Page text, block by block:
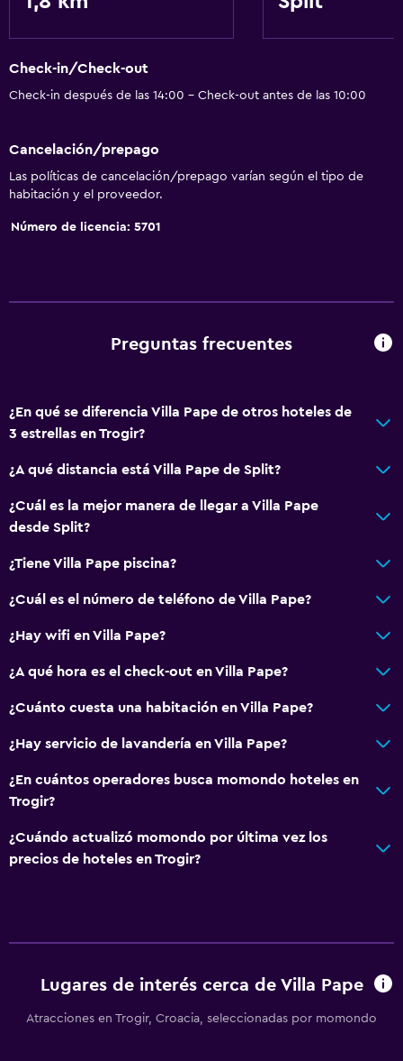
Jardín
Aire acondicionado
Estacionamiento y transporte
Traslado aeropuerto
Lavandería
Servicios y facilidades
Cambio de divisas
Recepción 24 horas
Sistema de entretenimiento
Accesibilidad y adecuación
Áreas designadas para fumadores
Baño
Secador de pelo
Mesa de comedor
Actividades
Acceso a la playa
Espacio de almacenamiento
Salud y seguridad
Caja fuerte
Check-in/Check-out
Check-in después de las 14:00 - Check-out antes de las 10:00
Cancelación/prepago
Las políticas de cancelación/prepago varían según el tipo de
habitación y el proveedor.
Número de licencia: 5701
Preguntas frecuentes
¿En qué se diferencia Villa Pape de otros hoteles de
3 estrellas en Trogir?
¿A qué distancia está Villa Pape de Split?
¿Cuál es la mejor manera de llegar a Villa Pape
desde Split?
¿Tiene Villa Pape piscina?
¿Cuál es el número de teléfono de Villa Pape?
¿Hay wifi en Villa Pape?
¿A qué hora es el check-out en Villa Pape?
¿Cuánto cuesta una habitación en Villa Pape?
¿Hay servicio de lavandería en Villa Pape?
¿En cuántos operadores busca momondo hoteles en
Trogir?
¿Cuándo actualizó momondo por última vez los
precios de hoteles en Trogir?
Lugares de interés cerca de Villa Pape
Atracciones en Trogir, Croacia, seleccionadas por momondo